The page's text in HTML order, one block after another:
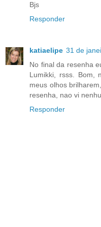
Bjs
Responder
katiaelipe 31 de
No final da resenha
Lumikki, rsss. Bom,
meus olhos
resenha, nao vi
Responder